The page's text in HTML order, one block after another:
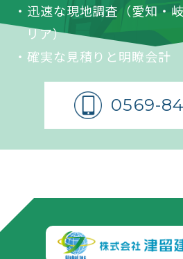
・迅速な現地調査（愛知・
リア）
・確実な見積りと明瞭会計
0569-